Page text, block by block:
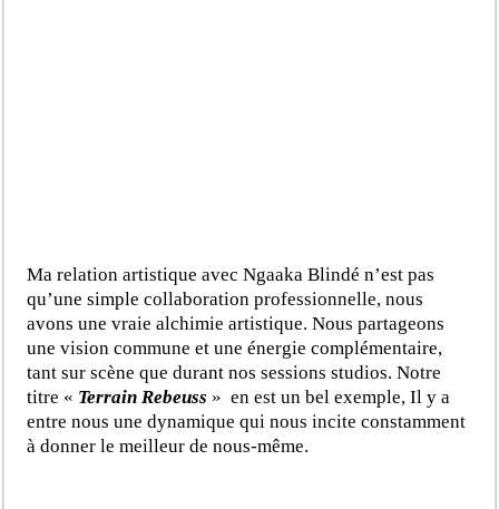
Ma relation artistique avec Ngaaka Blindé n’est pas
qu’une simple collaboration professionnelle, nous
avons une vraie alchimie artistique. Nous partageons
une vision commune et une énergie complémentaire,
tant sur scène que durant nos sessions studios. Notre
titre « Terrain Rebeuss » en est un bel exemple, Il y a
entre nous une dynamique qui nous incite constamment
à donner le meilleur de nous-même.